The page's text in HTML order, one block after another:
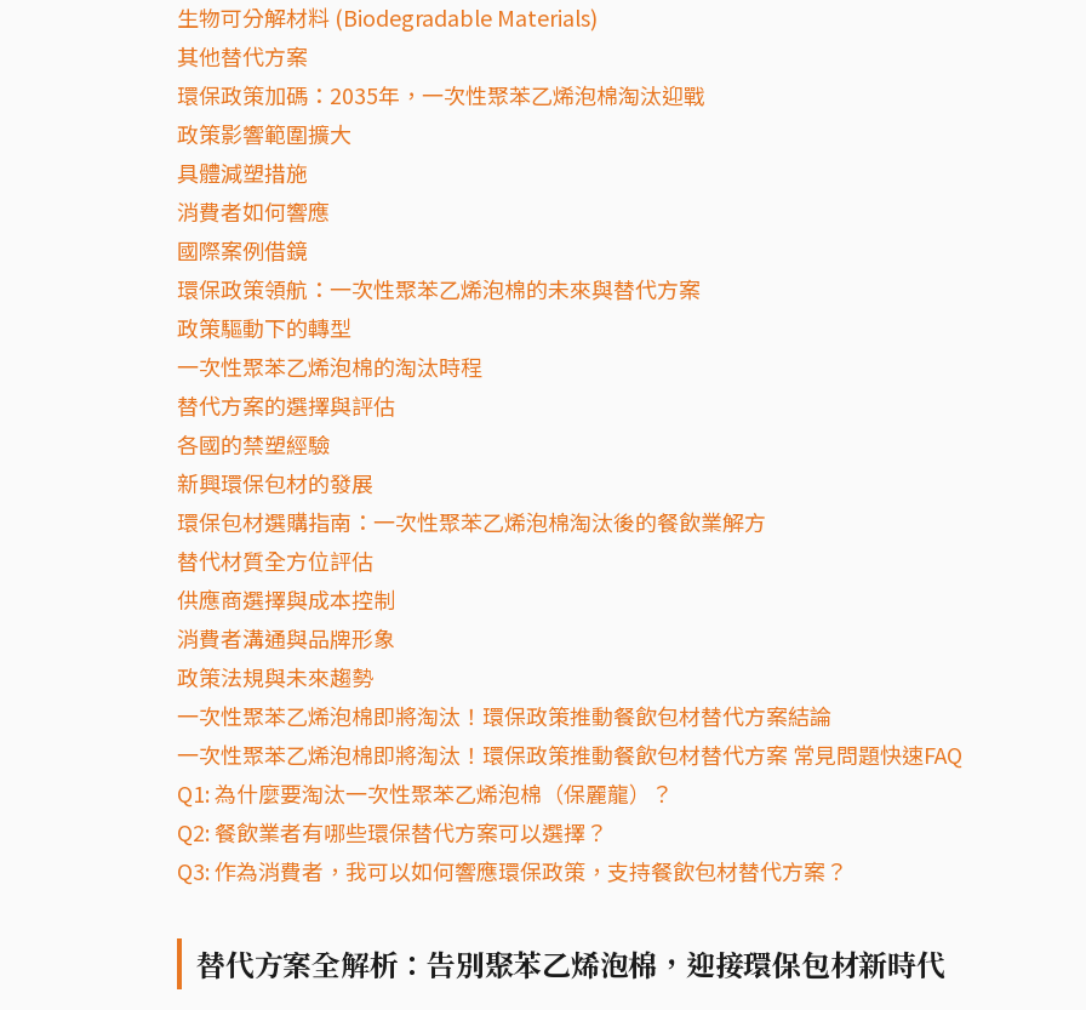
生物可分解材料 (Biodegradable Materials)
其他替代方案
環保政策加碼：2035年，一次性聚苯乙烯泡棉淘汰迎戰
政策影響範圍擴大
具體減塑措施
消費者如何響應
國際案例借鏡
環保政策領航：一次性聚苯乙烯泡棉的未來與替代方案
政策驅動下的轉型
一次性聚苯乙烯泡棉的淘汰時程
替代方案的選擇與評估
各國的禁塑經驗
新興環保包材的發展
環保包材選購指南：一次性聚苯乙烯泡棉淘汰後的餐飲業解方
替代材質全方位評估
供應商選擇與成本控制
消費者溝通與品牌形象
政策法規與未來趨勢
一次性聚苯乙烯泡棉即將淘汰！環保政策推動餐飲包材替代方案結論
一次性聚苯乙烯泡棉即將淘汰！環保政策推動餐飲包材替代方案 常見問題快速FAQ
Q1: 為什麼要淘汰一次性聚苯乙烯泡棉（保麗龍）？
Q2: 餐飲業者有哪些環保替代方案可以選擇？
Q3: 作為消費者，我可以如何響應環保政策，支持餐飲包材替代方案？
替代方案全解析：告別聚苯乙烯泡棉，迎接環保包材新時代